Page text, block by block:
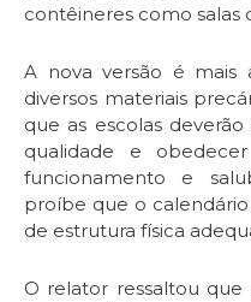
contêineres como salas
A nova versão é mais
diversos materiais
que as escolas
qualidade e
funcionamento e
proíbe que o
de estrutura física
O relator ressaltou